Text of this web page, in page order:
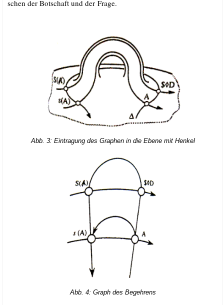
schen der Bot­schaft und der Frage.
Abb. 3: Ein­tra­gung des Gra­phen in die Ebe­ne mit Henkel
Abb. 4: Graph des Begehrens